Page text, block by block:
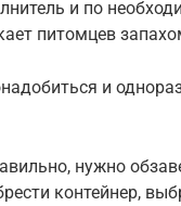
и по
питомцев
и
нужно
контейнер,